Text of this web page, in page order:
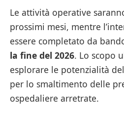
Le attività operative
prossimi mesi, mentre
essere completato da
la fine del 2026. Lo scopo
esplorare le potenzialità
per lo smaltimento delle
ospedaliere arretrate.